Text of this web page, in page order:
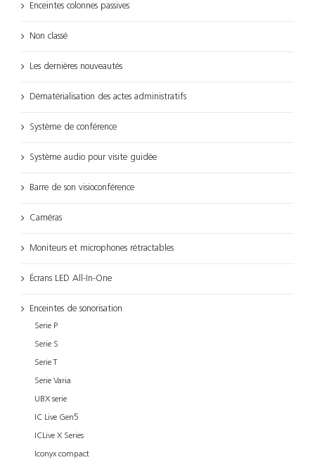
Enceintes colonnes passives
Non classé
Les dernières nouveautés
Dématérialisation des actes administratifs
Système de conférence
Système audio pour visite guidée
Barre de son visioconférence
Caméras
Moniteurs et microphones rétractables
Écrans LED All-In-One
Enceintes de sonorisation
Serie P
Serie S
Serie T
Serie Varia
UBX serie
IC Live Gen5
ICLive X Series
Iconyx compact